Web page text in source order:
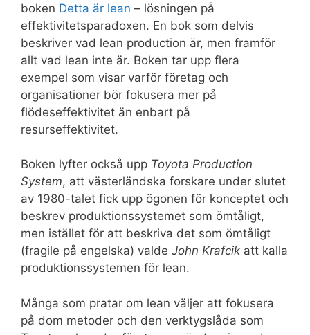
boken Detta är lean – lösningen på
effektivitetsparadoxen. En bok som delvis
beskriver vad lean production är, men framför
allt vad lean inte är. Boken tar upp flera
exempel som visar varför företag och
organisationer bör fokusera mer på
flödeseffektivitet än enbart på
resurseffektivitet.
Boken lyfter också upp Toyota Production
System, att västerländska forskare under slutet
av 1980-talet fick upp ögonen för konceptet och
beskrev produktionssystemet som ömtåligt,
men istället för att beskriva det som ömtåligt
(fragile på engelska) valde John Krafcik att kalla
produktionssystemen för lean.
Många som pratar om lean väljer att fokusera
på dom metoder och den verktygslåda som